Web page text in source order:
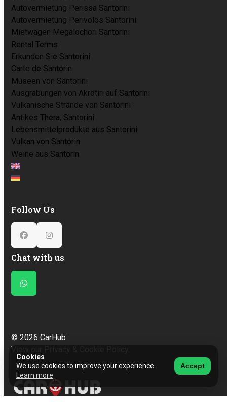
Autovermietung Perissa Santorini
Autovermietung Perivolos Santorini
Mietwagen Megalochori Santorini
Rental Terms
Erkunden Sie Santorini
Carte de Santorin
Museen von Santorini
Ausgrabungen von Akrotiri auf Santorini
Vulkanische Strände von Santorini
Antikes Thera, Santorini
Lebensmittelprodukte aus Santorini
Vulkan von Santorin
Weine aus Santorin
Follow Us
FacebookInstagram
Chat with us
Whatsapp
© 2026 CarHub
View our Privacy & Cookie Policy.
Cookies
We use cookies to improve your experience.
Learn more
Accept